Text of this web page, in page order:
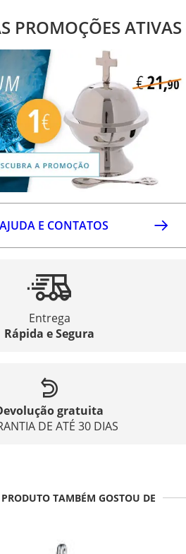
PROMOÇÕES ATIVAS
AJUDA E CONTATOS
Entrega
Rápida e Segura
gratuita
DE ATÉ 30 DIAS
TAMBÉM GOSTOU DE